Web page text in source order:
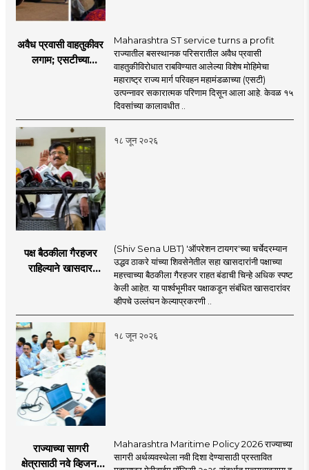
अवैध प्रवासी वाहतुकीवर
लगाम; एसटीच्या
Maharashtra ST service turns a profit
राज्यातील बसस्थानक परिसरातील अवैध प्रवासी
वाहतुकीविरोधात राबविण्यात आलेल्या विशेष मोहिमेचा
महाराष्ट्र राज्य मार्ग परिवहन महामंडळाच्या (एसटी)
उत्पन्नावर सकारात्मक परिणाम दिसून आला आहे. केवळ १५
दिवसांच्या कालावधीत ..
१८ जून २०२६
पक्ष बैठकीला गैरहजर
राहिल्याने खासदार
काय सांगतो?
(Shiv Sena UBT) 'ऑपरेशन टायगर'च्या चर्चेदरम्यान
उद्धव ठाकरे यांच्या शिवसेनेतील सहा खासदारांनी पक्षाच्या
महत्त्वाच्या बैठकीला गैरहजर राहत बंडाची चिन्हे अधिक स्पष्ट
केली आहेत. या पार्श्वभूमीवर पक्षाकडून संबंधित खासदारांवर
व्हीपचे उल्लंघन केल्याप्रकरणी ..
१८ जून २०२६
राज्याच्या सागरी
क्षेत्रासाठी नवे व्हिजन;
Maharashtra Maritime Policy 2026 राज्याच्या
सागरी अर्थव्यवस्थेला नवी दिशा देण्यासाठी प्रस्तावित